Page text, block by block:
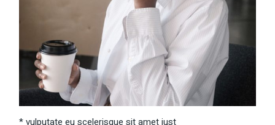
* vulputate eu scelerisque sit amet just